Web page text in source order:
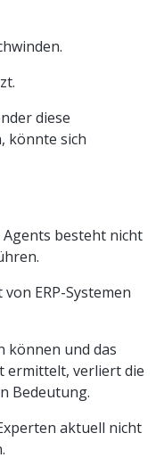
diese
könnte sich
besteht nicht
ERP-Systemen
können und das
ermittelt, verliert die
Bedeutung.
aktuell nicht